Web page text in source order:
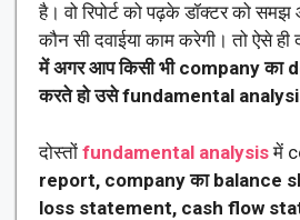
है। वो रिपोर्ट को पढ़के डॉक्टर को
कौन सी दवाईया काम करेगी। तो ऐसे ही
में अगर आप किसी भी company का
करते हो उसे fundamental
दोस्तों fundamental analysisमें
report, company का balance
loss statement, cash flow